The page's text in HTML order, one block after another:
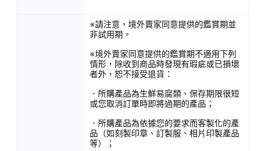
※請注意，境外賣家同意提供的鑑賞期並
非試用期。
※境外賣家同意提供的鑑賞期不適用下列
情形，除收到商品時發現有瑕疵或已損壞
者外，恕不接受退貨：
．所購產品為生鮮易腐類、保存期限很短
或您取消訂單時即將過期的產品；
．所購產品為依據您的要求而客製化的產
品（如刻製印章、訂製服、相片印製產品
等）；